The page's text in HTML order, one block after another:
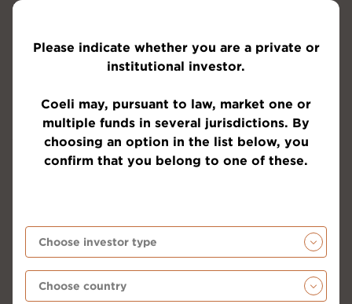
fastighetsmarknaden börjar mjukna något. Priserna
byggindustrins andel av den totala ekonomin
minskar. Vi följer utvecklingen vidare.
huspriserna i USA med 3,2 procent i september
jämfört med för ett år sedan. Detta är en ytterligare
acceleration från augusti månads uppgång. Låga
räntor kombinerat med lågt utbud driver på
Elon Musk fortsatte förnedringen av den tyska
bilindustrin när han annonserade att Tesla skall
bygga sin första produktionsanläggning i Tyskland
och till råga på allt mitt i hjärtat Berlin. Kort därefter,
Please indicate whether you are a private or
institutional investor.
Coeli may, pursuant to law, market one or
multiple funds in several jurisdictions. By
choosing an option in the list below, you
confirm that you belong to one of these.